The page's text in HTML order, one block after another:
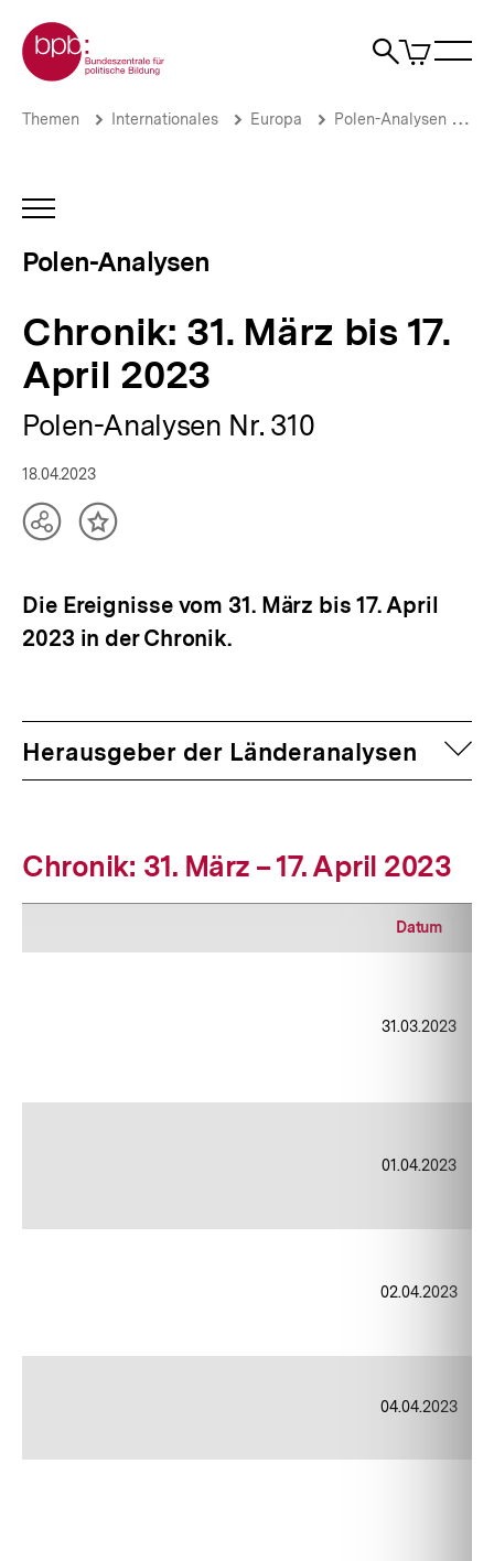
zum
Seiteninhalt
springen
Zur Startseite der bpb
Suche
Artikel
im
Chronik:
April
2023
Polen-
bpb.de
Brotkrümelnavigation
Pfadnavigation
Themen Internationales Europa Polen-Analysen
INHALTSNAVIGATION
Polen-Analysen
Chronik: 31. März bis 17.
April 2023
Polen-Analysen Nr. 310
18.04.2023
TeilenInhalt
Die Ereignisse vom 31. März bis 17. April
2023 in der Chronik.
Herausgeber der Länderanalysen
Chronik: 31. März – 17. April 2023
Datum
31.03.2023
01.04.2023
02.04.2023
04.04.2023